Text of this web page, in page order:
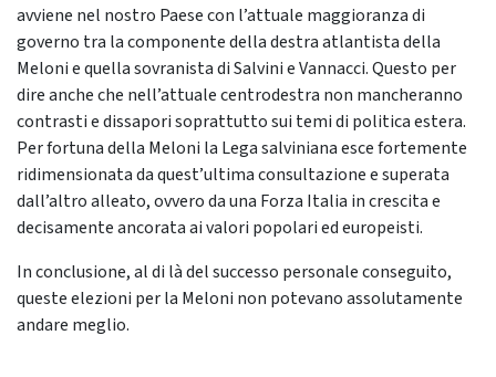
avviene nel nostro Paese con l’attuale maggioranza di
governo tra la componente della destra atlantista della
Meloni e quella sovranista di Salvini e Vannacci. Questo per
dire anche che nell’attuale centrodestra non mancheranno
contrasti e dissapori soprattutto sui temi di politica estera.
Per fortuna della Meloni la Lega salviniana esce fortemente
ridimensionata da quest’ultima consultazione e superata
dall’altro alleato, ovvero da una Forza Italia in crescita e
decisamente ancorata ai valori popolari ed europeisti.
In conclusione, al di là del successo personale conseguito,
queste elezioni per la Meloni non potevano assolutamente
andare meglio.